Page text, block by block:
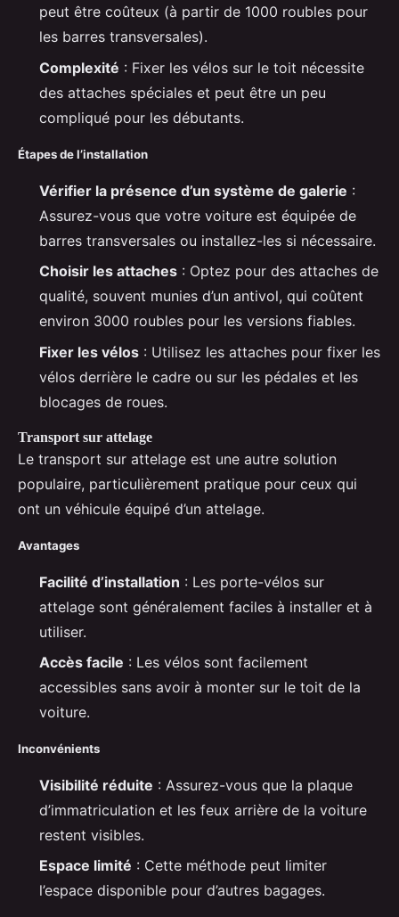
peut être coûteux (à partir de 1000 roubles pour
les barres transversales).
Complexité : Fixer les vélos sur le toit nécessite
des attaches spéciales et peut être un peu
compliqué pour les débutants.
Étapes de l’installation
Vérifier la présence d’un système de galerie :
Assurez-vous que votre voiture est équipée de
barres transversales ou installez-les si nécessaire.
Choisir les attaches : Optez pour des attaches de
qualité, souvent munies d’un antivol, qui coûtent
environ 3000 roubles pour les versions fiables.
Fixer les vélos : Utilisez les attaches pour fixer les
vélos derrière le cadre ou sur les pédales et les
blocages de roues.
Transport sur attelage
Le transport sur attelage est une autre solution
populaire, particulièrement pratique pour ceux qui
ont un véhicule équipé d’un attelage.
Avantages
Facilité d’installation : Les porte-vélos sur
attelage sont généralement faciles à installer et à
utiliser.
Accès facile : Les vélos sont facilement
accessibles sans avoir à monter sur le toit de la
voiture.
Inconvénients
Visibilité réduite : Assurez-vous que la plaque
d’immatriculation et les feux arrière de la voiture
restent visibles.
Espace limité : Cette méthode peut limiter
l’espace disponible pour d’autres bagages.